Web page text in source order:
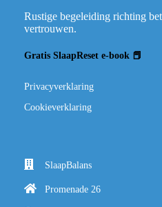
Rustige begeleiding richting
vertrouwen.
Gratis SlaapReset e-book 📕
Privacyverklaring
Cookieverklaring
SlaapBalans
Promenade 26